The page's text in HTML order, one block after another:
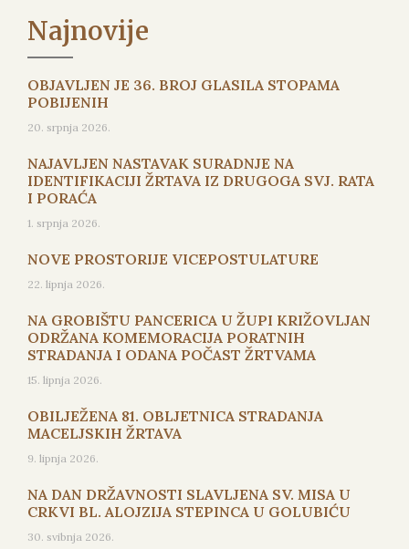
Najnovije
OBJAVLJEN JE 36. BROJ GLASILA STOPAMA
POBIJENIH
20. srpnja 2026.
NAJAVLJEN NASTAVAK SURADNJE NA
IDENTIFIKACIJI ŽRTAVA IZ DRUGOGA SVJ. RATA
I PORAĆA
1. srpnja 2026.
NOVE PROSTORIJE VICEPOSTULATURE
22. lipnja 2026.
NA GROBIŠTU PANCERICA U ŽUPI KRIŽOVLJAN
ODRŽANA KOMEMORACIJA PORATNIH
STRADANJA I ODANA POČAST ŽRTVAMA
15. lipnja 2026.
OBILJEŽENA 81. OBLJETNICA STRADANJA
MACELJSKIH ŽRTAVA
9. lipnja 2026.
NA DAN DRŽAVNOSTI SLAVLJENA SV. MISA U
CRKVI BL. ALOJZIJA STEPINCA U GOLUBIĆU
30. svibnja 2026.